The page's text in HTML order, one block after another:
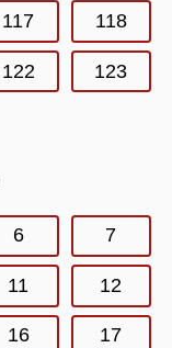
117 118
122 123
6 7
11 12
16 17